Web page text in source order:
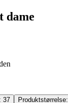
dame
37 Produktstørrelse: